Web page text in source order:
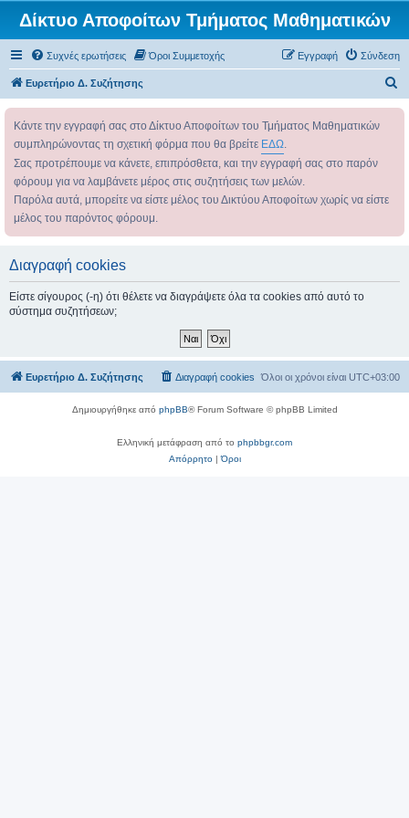
Δίκτυο Αποφοίτων Τμήματος Μαθηματικών
Συχνές ερωτήσεις Όροι Συμμετοχής Σύνδεση
Εγγραφή
Ευρετήριο Δ. Συζήτησης
σ
Κάντε την εγγραφή σας στο Δίκτυο Αποφοίτων του Τμήματος Μαθηματικών
συμπληρώνοντας τη σχετική φόρμα που θα βρείτε ΕΔΩ.
Σας προτρέπουμε να κάνετε, επιπρόσθετα, και την εγγραφή σας στο παρόν
φόρουμ για να λαμβάνετε μέρος στις συζητήσεις των μελών.
Παρόλα αυτά, μπορείτε να είστε μέλος του Δικτύου Αποφοίτων χωρίς να είστε
μέλος του παρόντος φόρουμ.
Διαγραφή cookies
Είστε σίγουρος (-η) ότι θέλετε να διαγράψετε όλα τα cookies από αυτό το
σύστημα συζητήσεων;
Ευρετήριο Δ. Συζήτησης Όλοι οι χρόνοι είναι UTC+03:00
Διαγραφή cookies
Δημιουργήθηκε από phpBB® Forum Software © phpBB Limited
Ελληνική μετάφραση από το phpbbgr.com
Απόρρητο|Όροι